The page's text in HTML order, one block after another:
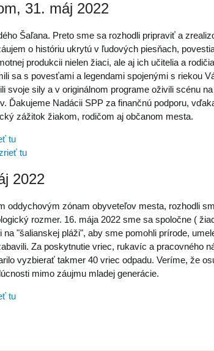
31. máj 2022
Šaľana. Preto sme sa rozhodli pripraviť a
o históriu ukrytú v ľudových piesňach,
produkcii nielen žiaci, ale aj ich učitelia a
sa s povesťami a legendami spojenými s riekou
svoje sily a v originálnom programe oživili scénu
Ďakujeme Nadácii SPP za finančnú podporu,
zážitok žiakom, rodičom aj občanom mesta.
tu
tu
2022
oddychovým zónam obyveteľov mesta, rozhodli
rozmer. 16. mája 2022 sme sa spoločne (
"šalianskej pláži", aby sme pomohli prírode,
Za poskytnutie vriec, rukavíc a pracovného
vyzbierať takmer 40 vriec odpadu. Veríme, že
mimo záujmu mladej generácie.
tu